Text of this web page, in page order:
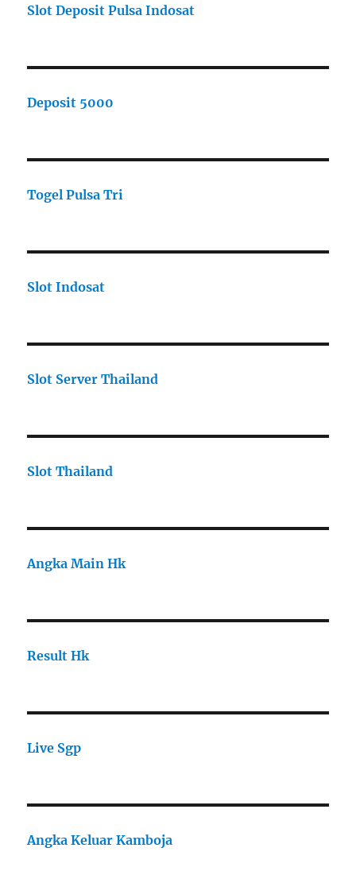
Slot Deposit Pulsa Indosat
Deposit 5000
Togel Pulsa Tri
Slot Indosat
Slot Server Thailand
Slot Thailand
Angka Main Hk
Result Hk
Live Sgp
Angka Keluar Kamboja